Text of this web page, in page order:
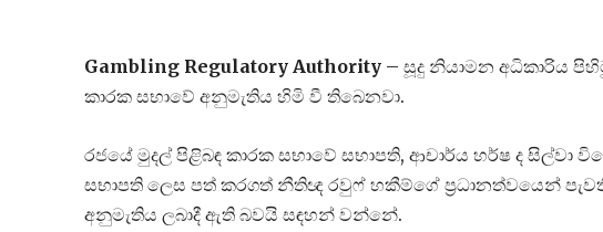
Gambling Regulatory Authority – සූදු නියාමන අධිකාරිය
කාරක සභාවේ අනුමැතිය හිමි වී තිබෙනවා.
රජයේ මුදල් පිළිබඳ කාරක සභාවේ සභාපති, ආචාර්ය හර්ෂ ද සිල්වා
සභාපති ලෙස පත් කරගත් නීතිඥ රවුෆ් හකීම්ගේ ප්‍රධානත්වයෙන්
අනුමැතිය ලබාදී ඇති බවයි සඳහන් වන්නේ.